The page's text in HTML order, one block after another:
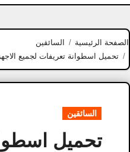
الصفحة الرئيسية
السائقين
تحميل اسطوانة تعريفات لجميع
السائقين
تحميل